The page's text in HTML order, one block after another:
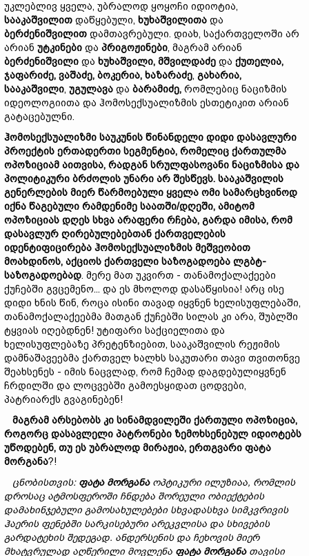
უკლებლივ ყველა, უბრალოდ ყოყოჩი იდიოტია,
სააკაშვილით დაწყებული, ხუხაშვილითა და
ბერძენიშვილით დამთავრებული. დიახ, საქართველოში არ
არიან უტკინები და პრიგოჟინები, მაგრამ არიან
ბერძენიშვილი და ხუხაშვილი, მშვილდაძე და ქუთელია,
ჯაფარიძე, ვაშაძე, ბოკერია, ხაზარაძე, გახარია,
სააკაშვილი, უგულავა და ბარამიძე, რომლებიც ნაციზმის
იდეოლოგიითა და ჰომოსექსუალიზმის ესთეტიკით არიან
გატაცებულნი.
ჰომოსექსუალიზმი საუკუნის წინანდელი დიდი დასავლური
პროექტის ერთადერთი სეგმენტია, რომელიც ქართულმა
ოპოზიციამ აითვისა, რადგან სრულფასოვანი ნაციზმისა და
პოლიტიკური ბრძოლის უნარი არ შესწევს. სააკაშვილის
გენერლების მიერ წარმოებული ყველა ომი სამარცხვინოდ
იქნა წაგებული რამდენიმე საათში/დღეში, ამიტომ
ოპოზიციას დღეს სხვა არაფერი რჩება, გარდა იმისა, რომ
დასავლურ ღირებულებებთან ქართველების
იდენტიფიცირება ჰომოსექსუალიზმის მეშვეობით
მოახდინოს, აქციოს ქართველი საზოგადოება ლგბტ-
საზოგადოებად. მერე მათ უკვირთ - თანამოქალაქეები
ქუჩებში გვცემენო... და ეს მხოლოდ დასაწყისია! არც ისე
დიდი ხნის წინ, როცა ისინი თავად იყვნენ ხელისუფლებაში,
თანამოქალაქეებმა მათგან ქუჩებში სილას კი არა, შუბლში
ტყვიას იღებდნენ! უტიფარი საქციელითა და
ხელისუფლებაზე პრეტენზიებით, სააკაშვილის რეჟიმის
დამნაშავეებმა ქართველ ხალხს საკუთარი თავი თვითონვე
შეახსენეს - იმის ნაცვლად, რომ ჩემად დაგდებულიყვნენ
ჩრდილში და ლოცვებში გამოესყიდათ ცოდვები,
პატრიარქს გვაგინებენ!
მაგრამ არსებობს კი სინამდვილეში ქართული ოპოზიცია,
როგორც დასავლელი პატრონები ზემოხსენებულ იდიოტებს
უწოდებენ, თუ ეს უბრალოდ მირაჟია, ერთგვარი ფატა
მორგანა?!
ცნობისთვის: ფატა მორგანა ოპტიკური ილუზიაა, რომლის
დროსაც ატმოსფეროში ჩნდება შორეული ობიექტების
დამახინჯებული გამოსახულებები სხვადასხვა სიმკვრივის
ჰაერის ფენებში სარკისებური არეკვლისა და სხივების
გარდატეხის შედეგად. ანდერსენის და ჩეხოვის მიერ
მხატვრულად აღწერილი მოვლენა ფატა მორგანათავისი